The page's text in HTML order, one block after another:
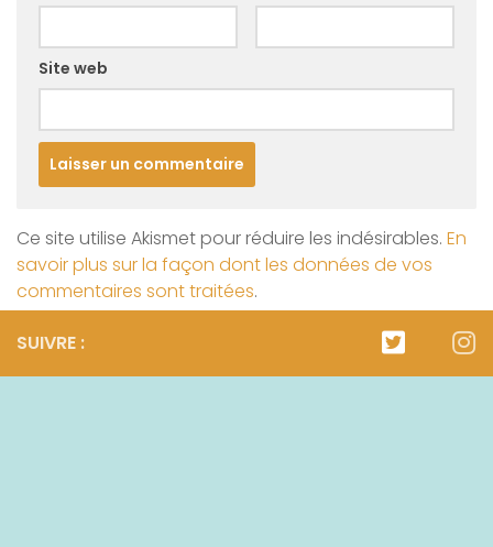
Site web
Ce site utilise Akismet pour réduire les indésirables. En
savoir plus sur la façon dont les données de vos
commentaires sont traitées.
SUIVRE :